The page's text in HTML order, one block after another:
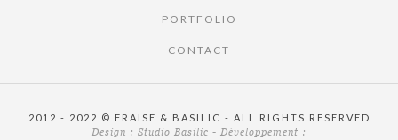
PORTFOLIO
CONTACT
2012 - 2022 © FRAISE & BASILIC - ALL RIGHTS RESERVED
Design : Studio Basilic - Développement :